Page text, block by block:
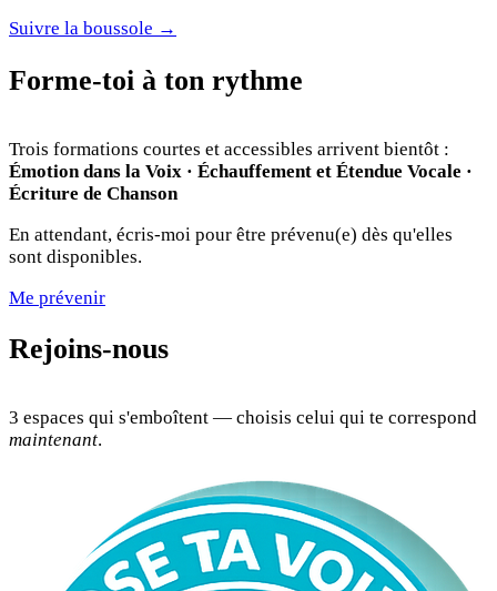
Suivre la boussole →
Forme-toi à ton rythme
Trois formations courtes et accessibles arrivent bientôt :
Émotion dans la Voix · Échauffement et Étendue Vocale ·
Écriture de Chanson
En attendant, écris-moi pour être prévenu(e) dès qu'elles
sont disponibles.
Me prévenir
Rejoins-nous
3 espaces qui s'emboîtent — choisis celui qui te correspond
maintenant.